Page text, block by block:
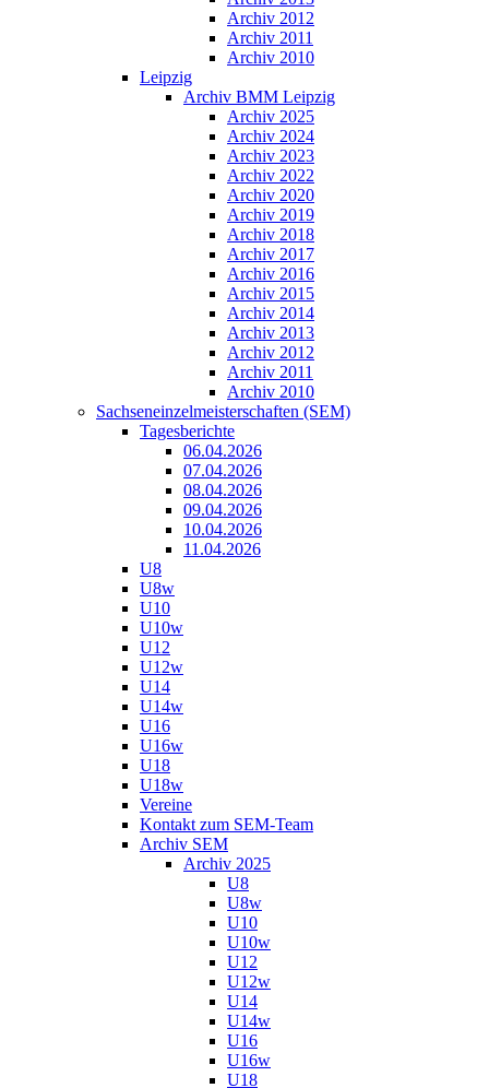
Archiv 2012
Archiv 2011
Archiv 2010
Leipzig
Archiv BMM Leipzig
Archiv 2025
Archiv 2024
Archiv 2023
Archiv 2022
Archiv 2020
Archiv 2019
Archiv 2018
Archiv 2017
Archiv 2016
Archiv 2015
Archiv 2014
Archiv 2013
Archiv 2012
Archiv 2011
Archiv 2010
Sachseneinzelmeisterschaften (SEM)
Tagesberichte
06.04.2026
07.04.2026
08.04.2026
09.04.2026
10.04.2026
11.04.2026
U8
U8w
U10
U10w
U12
U12w
U14
U14w
U16
U16w
U18
U18w
Vereine
Kontakt zum SEM-Team
Archiv SEM
Archiv 2025
U8
U8w
U10
U10w
U12
U12w
U14
U14w
U16
U16w
U18